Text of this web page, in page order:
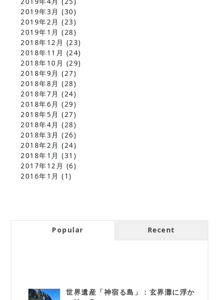
2019年3月 (30)
2019年2月 (23)
2019年1月 (28)
2018年12月 (23)
2018年11月 (24)
2018年10月 (29)
2018年9月 (27)
2018年8月 (28)
2018年7月 (24)
2018年6月 (29)
2018年5月 (27)
2018年4月 (28)
2018年3月 (26)
2018年2月 (24)
2018年1月 (31)
2017年12月 (6)
2016年1月 (1)
Popular Recent
世界遺産「神宿る島」：玄界灘に浮か